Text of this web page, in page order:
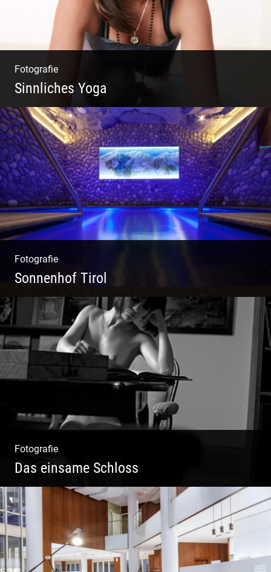
Fotografie
Sinnliches Yoga
Tantrisches Yoga voller Poesie und
Sinnlichkeit
Fotografie
Sonnenhof Tirol
Freundliches Team | Moderne Zimmer |
Luxuriöser Spa | Coole Köche
Fotografie
Das einsame Schloss
Aktfotografie | Zeichnen mit Licht & Schatten